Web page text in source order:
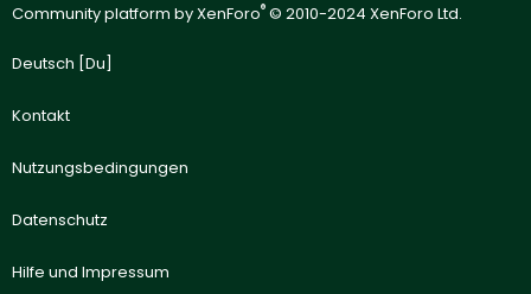
Community platform by XenForo® © 2010-2024 XenForo Ltd.
Deutsch [Du]
Kontakt
Nutzungsbedingungen
Datenschutz
Hilfe und Impressum